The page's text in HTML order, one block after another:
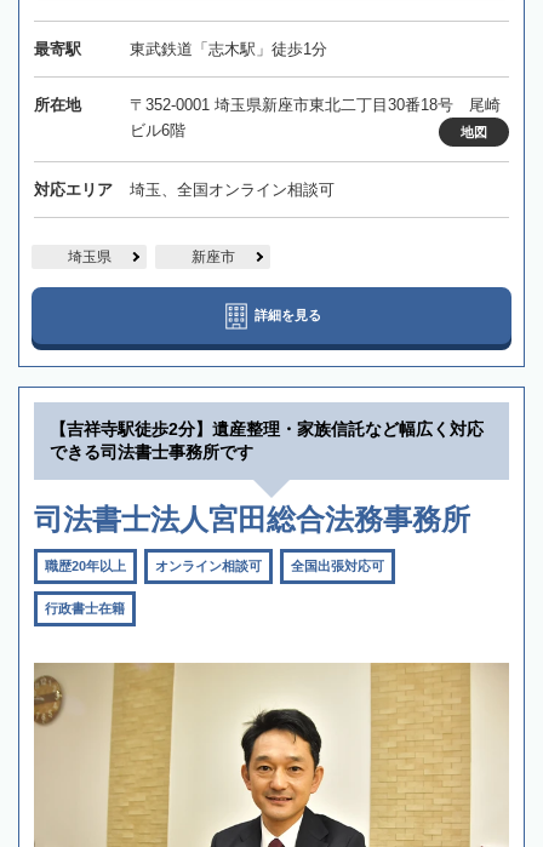
最寄駅 東武鉄道「志木駅」徒歩1分
所在地
〒352-0001 埼玉県新座市東北二丁目30番18号 尾崎
ビル6階
地図
対応エリア 埼玉、全国オンライン相談可
埼玉県 新座市
詳細を見る
【吉祥寺駅徒歩2分】遺産整理・家族信託など幅広く対応
できる司法書士事務所です
司法書士法人宮田総合法務事務所
職歴20年以上 オンライン相談可 全国出張対応可
行政書士在籍